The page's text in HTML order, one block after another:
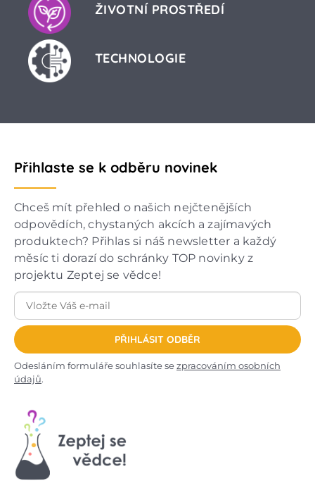
ŽIVOTNÍ PROSTŘEDÍ
TECHNOLOGIE
Přihlaste se k odběru novinek
Chceš mít přehled o našich nejčtenějších
odpovědích, chystaných akcích a zajímavých
produktech? Přihlas si náš newsletter a každý
měsíc ti dorazí do schránky TOP novinky z
projektu Zeptej se vědce!
PŘIHLÁSIT ODBĚR
Odesláním formuláře souhlasíte sezpracováním osobních
údajů.